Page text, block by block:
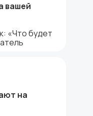
вашей
«Что будет
на